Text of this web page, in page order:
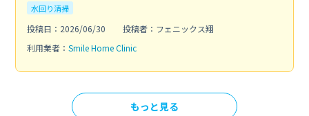
水回り清掃
投稿日：2026/06/30
投稿者：フェニックス翔
利用業者： Smile Home Clinic
もっと見る